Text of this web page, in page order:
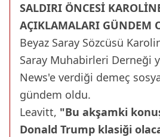
SALDIRI ÖNCESİ
AÇIKLAMALARI GÜNDEM
Beyaz Saray Sözcüsü
Saray Muhabirleri Derneği
News'e verdiği demeç
gündem oldu.
Leavitt, "Bu akşamki
Donald Trump klasiği